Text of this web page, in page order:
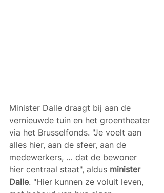
Minister Dalle draagt bij aan de
vernieuwde tuin en het groentheater
via het Brusselfonds. "Je voelt aan
alles hier, aan de sfeer, aan de
medewerkers, … dat de bewoner
hier centraal staat", aldus minister
Dalle. "Hier kunnen ze voluit leven,